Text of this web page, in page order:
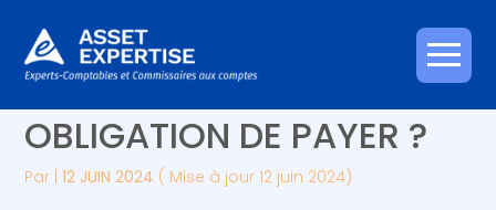
Aller
au
Créer et reprendre une activité
Gérer votre quotidien
Piloter votre entreprise
Piloter votre gestion
Suivre votre comptabilité
Gérer vos ressources humaines
COMMANDE EN LIGNE :
OBLIGATION DE PAYER ?
Par |12 JUIN 2024 ( Mise à jour 12 juin 2024)